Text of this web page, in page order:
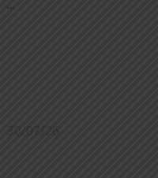
...
30/07/26